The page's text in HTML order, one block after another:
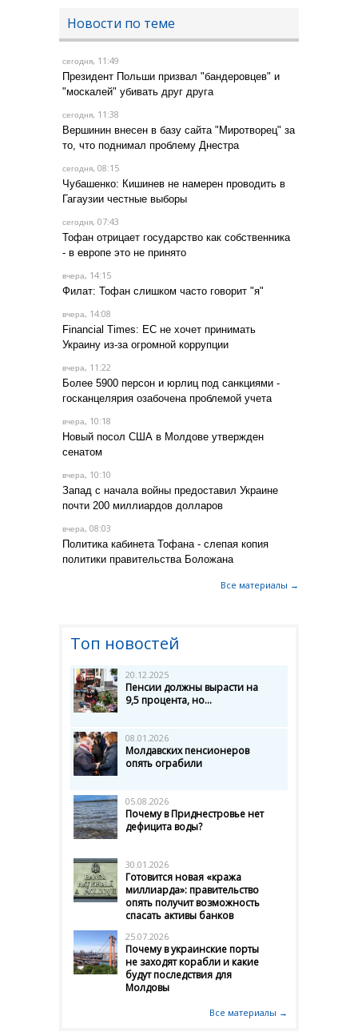
Новости по теме
сегодня, 11:49
Президент Польши призвал "бандеровцев" и
"москалей" убивать друг друга
сегодня, 11:38
Вершинин внесен в базу сайта "Миротворец" за
то, что поднимал проблему Днестра
сегодня, 08:15
Чубашенко: Кишинев не намерен проводить в
Гагаузии честные выборы
сегодня, 07:43
Тофан отрицает государство как собственника
- в европе это не принято
вчера, 14:15
Филат: Тофан слишком часто говорит "я"
вчера, 14:08
Financial Times: ЕС не хочет принимать
Украину из-за огромной коррупции
вчера, 11:22
Более 5900 персон и юрлиц под санкциями -
госканцелярия озабочена проблемой учета
вчера, 10:18
Новый посол США в Молдове утвержден
сенатом
вчера, 10:10
Запад с начала войны предоставил Украине
почти 200 миллиардов долларов
вчера, 08:03
Политика кабинета Тофана - слепая копия
политики правительства Боложана
Все материалы →
Топ новостей
20.12.2025
Пенсии должны вырасти на
9,5 процента, но...
08.01.2026
Молдавских пенсионеров
опять ограбили
05.08.2026
Почему в Приднестровье нет
дефицита воды?
30.01.2026
Готовится новая «кража
миллиарда»: правительство
опять получит возможность
спасать активы банков
25.07.2026
Почему в украинские порты
не заходят корабли и какие
будут последствия для
Молдовы
Все материалы →